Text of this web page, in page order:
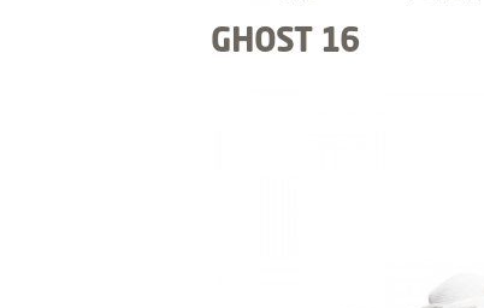
GHOST 16